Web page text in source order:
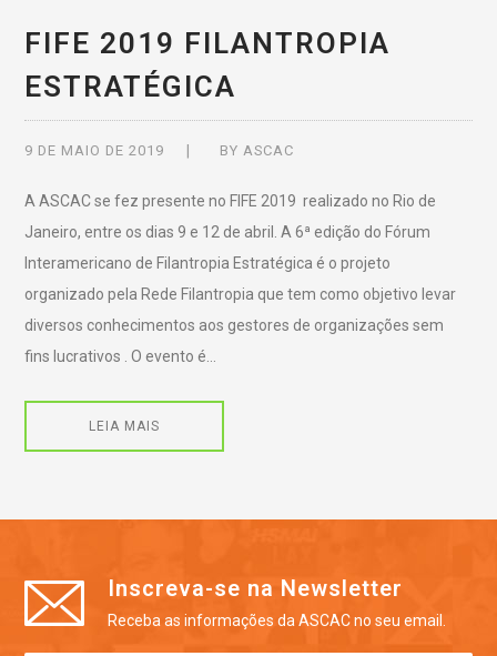
FIFE 2019 FILANTROPIA
ESTRATÉGICA
9 DE MAIO DE 2019 BYASCAC
A ASCAC se fez presente no FIFE 2019 realizado no Rio de
Janeiro, entre os dias 9 e 12 de abril. A 6ª edição do Fórum
Interamericano de Filantropia Estratégica é o projeto
organizado pela Rede Filantropia que tem como objetivo levar
diversos conhecimentos aos gestores de organizações sem
fins lucrativos . O evento é…
LEIA MAIS
Inscreva-se na Newsletter
Receba as informações da ASCAC no seu email.